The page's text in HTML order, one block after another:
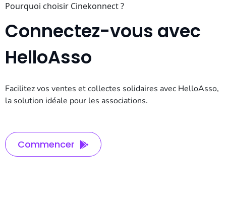
Pourquoi choisir Cinekonnect ?
Connectez-vous avec
HelloAsso
Facilitez vos ventes et collectes solidaires avec HelloAsso,
la solution idéale pour les associations.
Commencer